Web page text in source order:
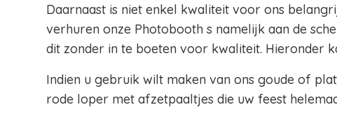
Daarnaast is niet enkel kwaliteit voor ons
verhuren onze Photobooth s namelijk aan de
dit zonder in te boeten voor kwaliteit. Hieronder
Indien u gebruik wilt maken van ons goude of
rode loper met afzetpaaltjes die uw feest